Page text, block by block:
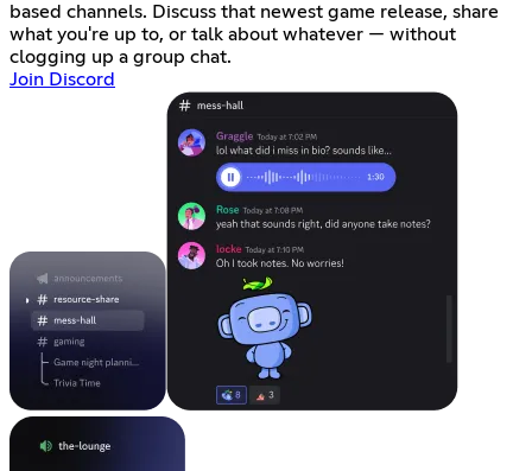
based channels. Discuss that newest game release, share
what you're up to, or talk about whatever — without
clogging up a group chat.
Join Discord